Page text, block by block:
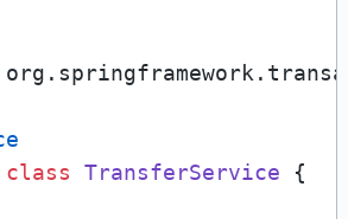
class TransferService {